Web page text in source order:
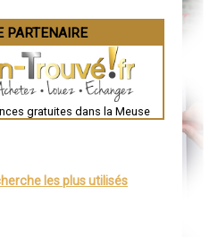
PARTENAIRE
gratuites dans la Meuse
les plus utilisés